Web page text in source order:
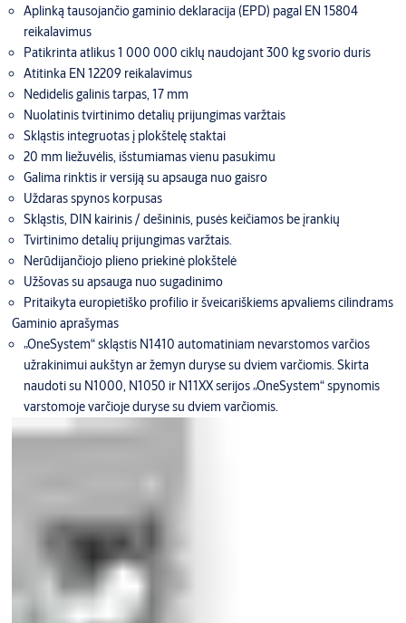
Aplinką tausojančio gaminio deklaracija (EPD) pagal EN 15804
reikalavimus
Patikrinta atlikus 1 000 000 ciklų naudojant 300 kg svorio duris
Atitinka EN 12209 reikalavimus
Nedidelis galinis tarpas, 17 mm
Nuolatinis tvirtinimo detalių prijungimas varžtais
Skląstis integruotas į plokštelę staktai
20 mm liežuvėlis, išstumiamas vienu pasukimu
Galima rinktis ir versiją su apsauga nuo gaisro
Uždaras spynos korpusas
Skląstis, DIN kairinis / dešininis, pusės keičiamos be įrankių
Tvirtinimo detalių prijungimas varžtais.
Nerūdijančiojo plieno priekinė plokštelė
Užšovas su apsauga nuo sugadinimo
Pritaikyta europietiško profilio ir šveicariškiems apvaliems cilindrams
Gaminio aprašymas
„OneSystem“ skląstis N1410 automatiniam nevarstomos varčios
užrakinimui aukštyn ar žemyn duryse su dviem varčiomis. Skirta
naudoti su N1000, N1050 ir N11XX serijos „OneSystem“ spynomis
varstomoje varčioje duryse su dviem varčiomis.